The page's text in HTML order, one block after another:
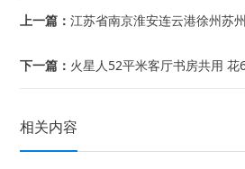
上一篇：江苏省南京淮安连云港徐州苏州南通镇江
下一篇： 火星人52平米客厅书房共用 花6万老房子摇身变舒
相关内容